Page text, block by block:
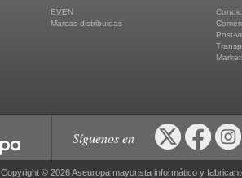
EVEN
Marcas distribuidas
Post-
Síguenos en
Copyright © 2026 Aseuropa mayorista informático y